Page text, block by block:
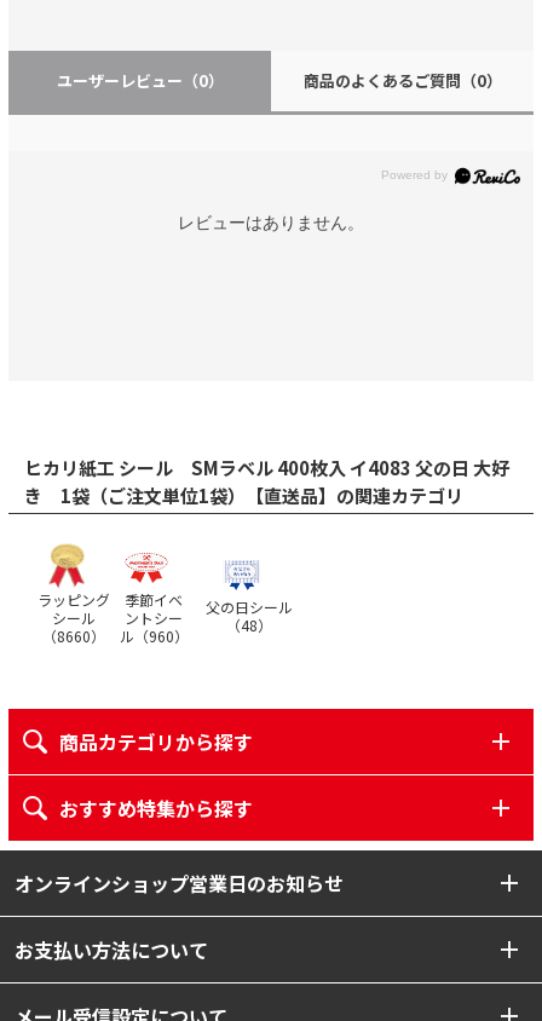
ユーザーレビュー （0） 商品のよくあるご質問 （0）
レビューはありません。
ヒカリ紙工 シール SMラベル 400枚入 イ4083 父の日 大好
き 1袋（ご注文単位1袋）【直送品】の関連カテゴリ
ラッピング
シール
（8660）
季節イベ
ントシー
ル（960）
父の日シール
（48）
商品カテゴリから探す
おすすめ特集から探す
オンラインショップ営業日のお知らせ
お支払い方法について